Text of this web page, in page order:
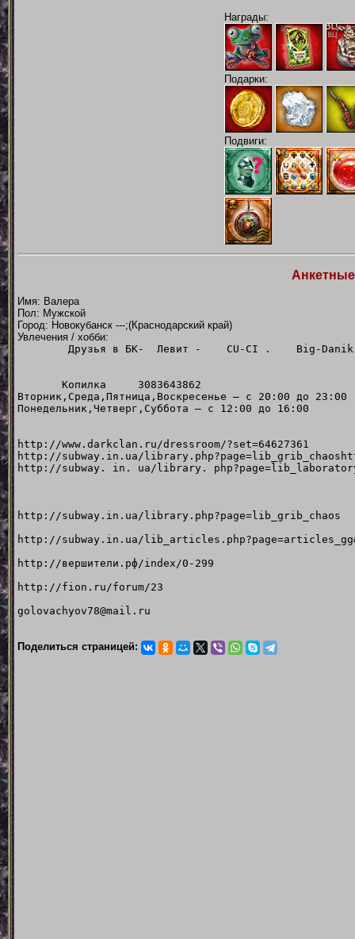
Награды:
Подарки:
Подвиги:
Имя: Валера
Пол: Мужской
Город: Новокубанск ---;(Краснодарский край)
Увлечения / хобби:
Друзья в БК- Левит - CU-CI . Big-
Копилка 3083643862
Вторник,Среда,Пятница,Воскресенье — с 20:00 до 23:00
Понедельник,Четверг,Суббота — с 12:00 до 16:00
http://www.darkclan.ru/dressroom/?set=64627361
http://subway.in.ua/
http://subway. in. ua/library.
http://subway.in.ua/library.php?page=lib_grib_chaos
http://subway.in.ua/
http://вершители.рф/index/0-299
http://fion.ru/forum/23
golovachyov78@mail.ru
Поделиться страницей: